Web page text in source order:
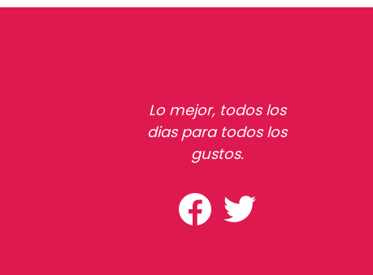
Lo mejor, todos los
dias para todos los
gustos.